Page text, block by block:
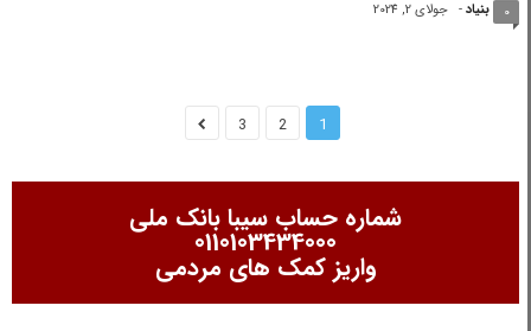
بنیاد - جولای 2, 2024 0
1
2
3
شماره حساب سیبا بانک ملی
0110103434000
واریز کمک های مردمی